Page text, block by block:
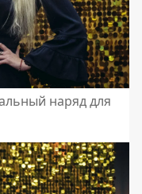
наряд для